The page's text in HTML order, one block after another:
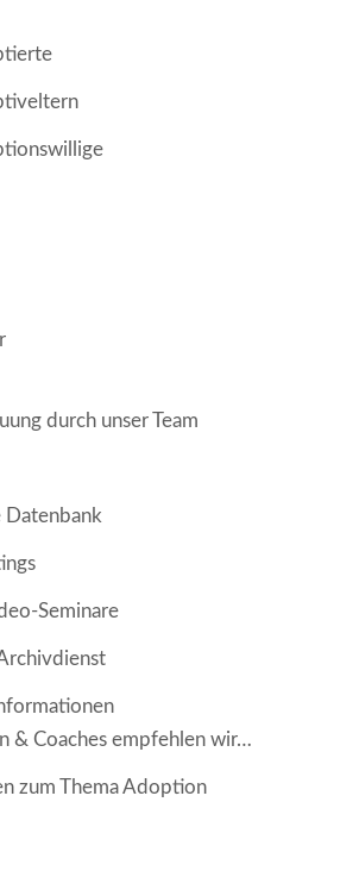
durch unser Team
Datenbank
Seminare
& Coaches empfehlen wir…
zum Thema Adoption